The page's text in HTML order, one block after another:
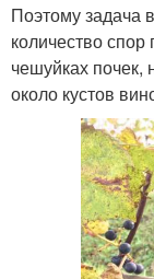
Поэтому задача
количество спор
чешуйках почек,
около кустов